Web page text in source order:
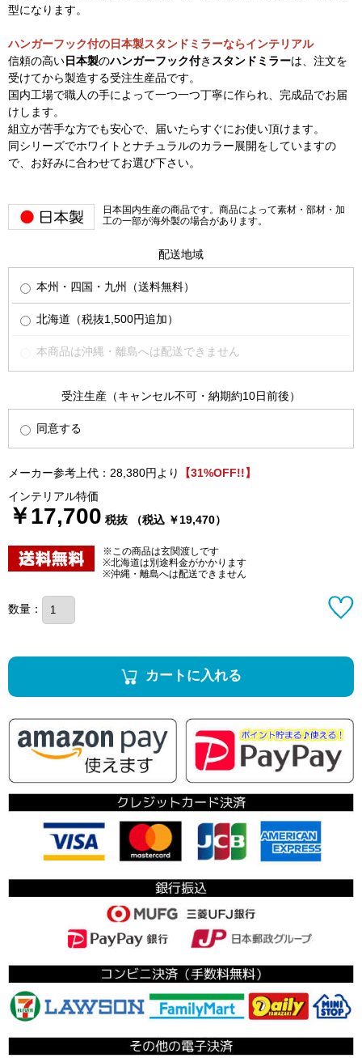
型になります。
ハンガーフック付の日本製スタンドミラーならインテリアル
信頼の高い日本製のハンガーフック付き スタンドミラーは、注文を
受けてから製造する受注生産品です。
国内工場で職人の手によって一つ一つ丁寧に作られ、完成品でお届
けします。
組立が苦手な方でも安心で、届いたらすぐにお使い頂けます。
同シリーズでホワイトとナチュラルのカラー展開をしていますの
で、お好みに合わせてお選び下さい。
日本国内生産の商品です。商品によって素材・部材・加
工の一部が海外製の場合があります。
配送地域
本州・四国・九州（送料無料）
北海道（税抜1,500円追加）
本商品は沖縄・離島へは配送できません
受注生産（キャンセル不可・納期約10日前後）
同意する
メーカー参考上代：28,380円より
【31%OFF!!】
インテリアル特価
￥17,700 税抜 （税込 ￥19,470）
※この商品は玄関渡しです
※北海道は別途料金がかかります
※沖縄・離島へは配送できません
数量：
カートに入れる